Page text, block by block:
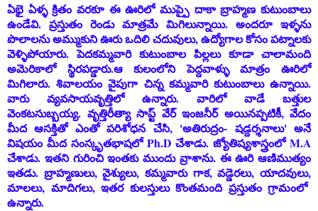
ఏభై ఏళ్ళ క్రితం వరకూ ఈ ఊరిలో ముప్పై దాకా బ్రాహ్మణ కుటుంబాలు
ఉండేవి. ప్రస్తుతం రెండు మాత్రమే మిగిలున్నాయి. అందరూ ఇళ్ళను
పొలాలను అమ్ముకుని ఊరు ఒదిలి చదువులు,ఉద్యోగాల కోసం పట్నాలకు
వెళ్ళిపోయారు. పెదకమ్మవారి కుటుంబాల పిల్లలు కూడా చాలామంది
అమెరికాలో స్థిరపడ్డారు.ఆ కులంలోని పెద్దవాళ్ళు మాత్రం ఊరిలో
మిగిలారు. శివాలయం వైపుగా చిన్న కమ్మవారి కుటుంబాలు ఉన్నాయి.
వారు వ్యవసాయవృత్తిలో ఉన్నారు. వారిలో వాడే బత్తుల
వెంకటసుబ్బయ్య. వృత్తిరీత్యా సాప్ట్ వేర్ ఇంజనీర్ అయినప్పటికీ, వేదం
మీద ఆసక్తితో ఎంతో పరిశోధన చేసి, 'అతిరుద్రం- షడ్దర్శనాలు' అనే
విషయం మీద సంస్కృతభాషలో Ph.D చేశాడు. జ్యోతిష్యశాస్త్రంలో M.A
చేశాడు. ఇతని గురించి ఇంతకు ముందు వ్రాశాను. ఈ ఊరి ఆణిముత్యం
ఇతడు. బ్రాహ్మణులు, వైశ్యులు, కమ్మవారు గాక, వడ్డెరలు, యాదవులు,
మాలలు, మాదిగలు, ఇతర కులస్తులు కొంతమంది ప్రస్తుతం గ్రామంలో
ఉన్నారు.